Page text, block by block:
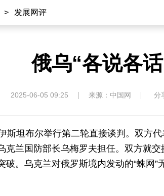
> 发展网评
俄乌“各说各
2025-06-05 09:25 来源：中国网 分
斯坦布尔举行第二轮直接谈判。双方
克兰国防部长乌梅罗夫担任。双方就
。乌克兰对俄罗斯境内发动的“蛛网”